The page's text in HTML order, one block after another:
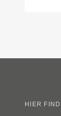
HIER